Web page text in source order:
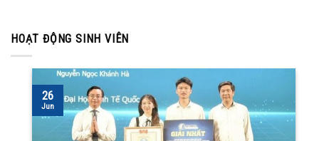
HOẠT ĐỘNG SINH VIÊN
26
Jun